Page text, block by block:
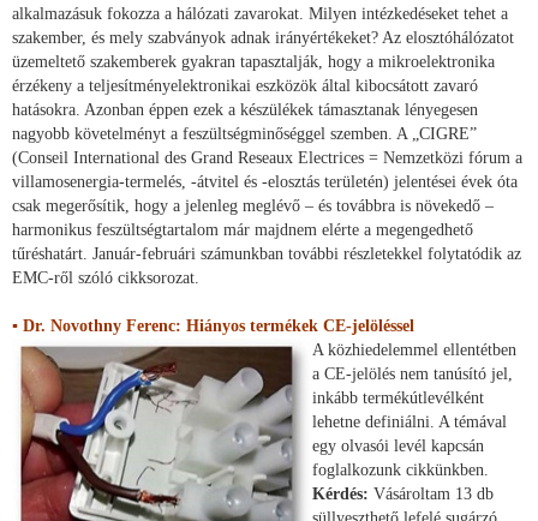
alkalmazásuk fokozza a hálózati zavarokat. Milyen intézkedéseket tehet a
szakember, és mely szabványok adnak irányértékeket? Az elosztóhálózatot
üzemeltető szakemberek gyakran tapasztalják, hogy a mikroelektronika
érzékeny a teljesítményelektronikai eszközök által kibocsátott zavaró
hatásokra. Azonban éppen ezek a készülékek támasztanak lényegesen
nagyobb követelményt a feszültségminőséggel szemben. A „CIGRE”
(Conseil International des Grand Reseaux Electrices = Nemzetközi fórum a
villamosenergia-termelés, -átvitel és -elosztás területén) jelentései évek óta
csak megerősítik, hogy a jelenleg meglévő – és továbbra is növekedő –
harmonikus feszültségtartalom már majdnem elérte a megengedhető
tűréshatárt. Január-februári számunkban további részletekkel folytatódik az
EMC-ről szóló cikksorozat.
▪ Dr. Novothny Ferenc: Hiányos termékek CE-jelöléssel
A közhiedelemmel ellentétben
a CE-jelölés nem tanúsító jel,
inkább termékútlevélként
lehetne definiálni. A témával
egy olvasói levél kapcsán
foglalkozunk cikkünkben.
Kérdés: Vásároltam 13 db